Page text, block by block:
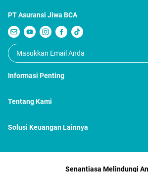
PT Asuransi Jiwa BCA
Informasi Penting
Tentang Kami
Solusi Keuangan Lainnya
Senantiasa Melindungi